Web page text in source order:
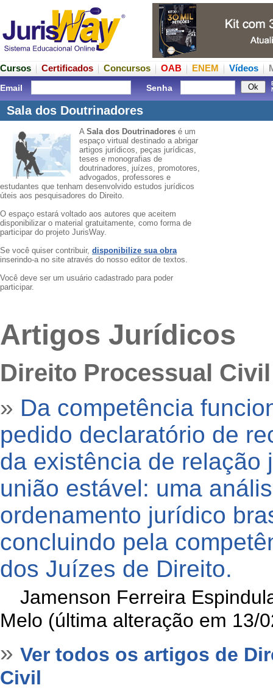
Cursos Certificados Concursos OAB ENEM Vídeos
Email Senha
Sala dos Doutrinadores
A Sala dos Doutrinadores é um
espaço virtual destinado a abrigar
artigos jurídicos, peças jurídicas,
teses e monografias de
doutrinadores, juízes, promotores,
advogados, professores e
estudantes que tenham desenvolvido estudos jurídicos
úteis aos pesquisadores do Direito.
O espaço estará voltado aos autores que aceitem
disponibilizar o material gratuitamente, como forma de
participar do projeto JurisWay.
Se você quiser contribuir, disponibilize sua obra
inserindo-a no site através do nosso editor de textos.
Você deve ser um usuário cadastrado para poder
participar.
Artigos Jurídicos
Direito Processual Civil
» Da competência
pedido declaratório de
da existência de relação
união estável: uma
ordenamento jurídico
concluindo pela
dos Juízes de Direito.
Jamenson Ferreira
Melo (última alteração em 13/
» Ver todos os artigos de
Civil